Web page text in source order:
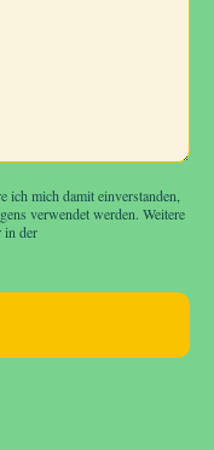
ich mich damit einverstanden,
verwendet werden. Weitere
in der